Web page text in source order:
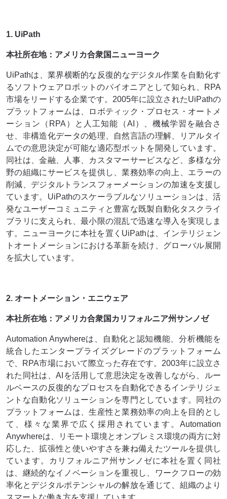
1. UiPath
本社所在地：アメリカ合衆国ニューヨーク
UiPathは、業界横断的な反復的なデジタル作業を自動化す
るソフトウェアロボットのパイオニアとして知られ、RPA
市場をリードする企業です。2005年に設立されたUiPathの
プラットフォームは、ロボティック・プロセス・オートメ
ーション（RPA）と人工知能（AI）、機械学習を融合さ
せ、非構造化データの処理、自然言語の理解、リアルタイ
ムでの意思決定が可能な適応型ボットを開発しています。
同社は、金融、人事、カスタマーサービスなど、多様な分
野の組織にサービスを提供し、業務効率の向上、エラーの
削減、デジタルトランスフォーメーションの加速を支援し
ています。UiPathのスケーラブルなソリューションは、活
発なユーザーコミュニティと豊富な既製自動化タスクライ
ブラリに支えられ、最小限の混乱で迅速な導入を実現しま
す。ニューヨークに本社を置くUiPathは、インテリジェン
トオートメーションにおける革新を続け、グローバル展開
を拡大しています。
2. オートメーション・エニウェア
本社所在地：アメリカ合衆国カリフォルニア州サンノゼ
Automation Anywhereは、自動化と認知機能、分析機能を
統合したエンタープライズグレードのプラットフォーム
で、RPA市場において際立った存在です。2003年に設立さ
れた同社は、AIを活用して意思決定を改善しながら、ルー
ルベースの反復的なプロセスを自動化できるインテリジェ
ントな自動化ソリューションを専門としています。同社の
プラットフォームは、生産性と業務効率の向上を目的とし
て、様々な業界で広く採用されています。Automation
Anywhereは、リモート環境とオンプレミス環境の両方に対
応した、拡張性と使いやすさを兼ね備えたツールを提供し
ています。カリフォルニア州サンノゼに本社を置く同社
は、継続的なイノベーションを重視し、ワークフローの効
率化とデジタルポテンシャルの解放を通じて、組織のより
スマートな働き方を支援しています。